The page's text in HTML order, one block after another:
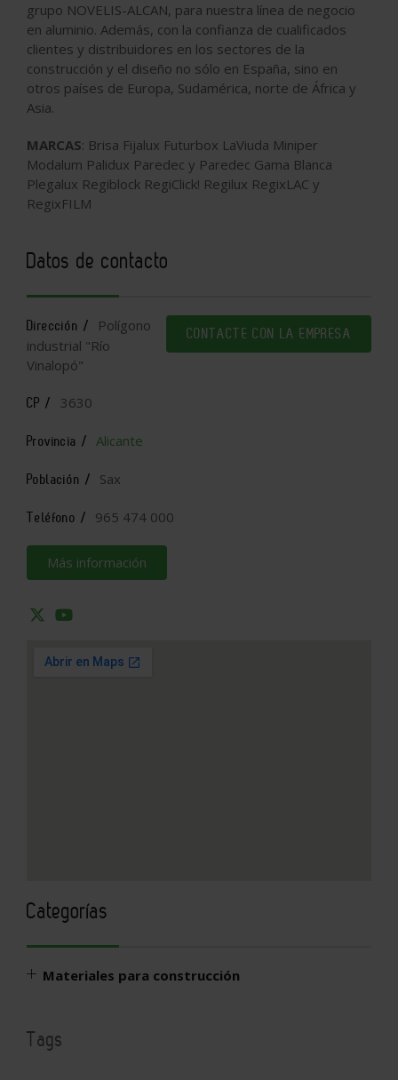
grupo NOVELIS-ALCAN, para nuestra línea de negocio
en aluminio. Además, con la confianza de cualificados
clientes y distribuidores en los sectores de la
construcción y el diseño no sólo en España, sino en
otros países de Europa, Sudamérica, norte de África y
Asia.
MARCAS: Brisa Fijalux Futurbox LaViuda Miniper
Modalum Palidux Paredec y Paredec Gama Blanca
Plegalux Regiblock RegiClick! Regilux RegixLAC y
RegixFILM
Datos de contacto
CONTACTE CON LA EMPRESA
Dirección /
Polígono
industrial "Río
Vinalopó"
CP / 3630
Provincia / Alicante
Población / Sax
Teléfono / 965 474 000
Más información
Categorías
Materiales para construcción
Tags